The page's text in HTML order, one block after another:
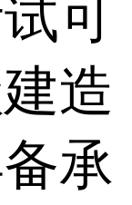
可
造
承